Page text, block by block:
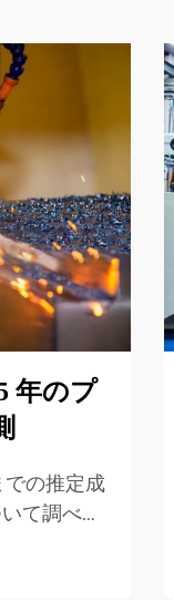
年のプ
の推定成
て調べま
な理由を